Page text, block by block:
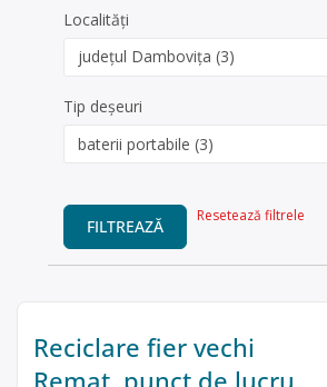
Localități
Tip deșeuri
FILTREAZĂ
Resetează filtrele
Reciclare fier vechi